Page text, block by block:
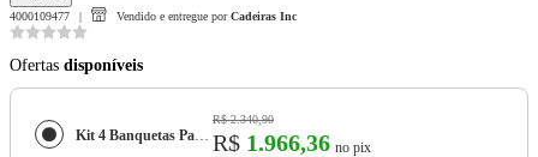
4000109477 Vendido e entregue por Cadeiras Inc
Ofertas disponíveis
Kit 4 Banquetas Para Cozinha Estofadas Média Munich Caramelo
R$ 2.340,90
R$ 1.966,36 no pix